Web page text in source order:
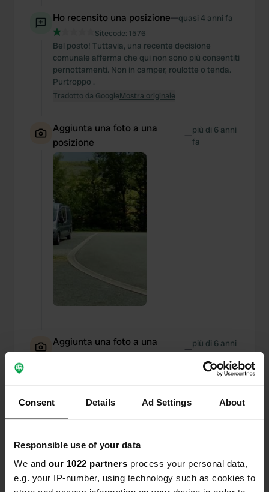
Consent Details Ad Settings About
Responsible use of your data
We and our 1022 partners process your personal data,
e.g. your IP-number, using technology such as cookies to
Ho recensito una posizione—quasi 4 anni fa
Sitecode: 1576
Bel posto! Tuttavia, una recente decisione
comunale afferma che qui non sono più consentiti
pernottamenti. Non in camper, roulotte o tenda.
Purtroppo .
Tradotto da GoogleMostra originale
Aggiunta una foto a una
posizione
—più di 6 anni
fa
Aggiunta una foto a una
posizione
—più di 6 anni
fa